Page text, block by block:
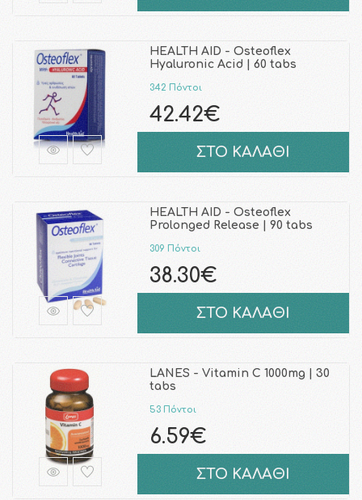
HEALTH AID - Osteoflex
Hyaluronic Acid | 60 tabs
342 Πόντοι
42.42€
ΣΤΟ ΚΑΛΑΘΙ
HEALTH AID - Osteoflex
Prolonged Release | 90 tabs
309 Πόντοι
38.30€
ΣΤΟ ΚΑΛΑΘΙ
LANES - Vitamin C 1000mg | 30
tabs
53 Πόντοι
6.59€
ΣΤΟ ΚΑΛΑΘΙ